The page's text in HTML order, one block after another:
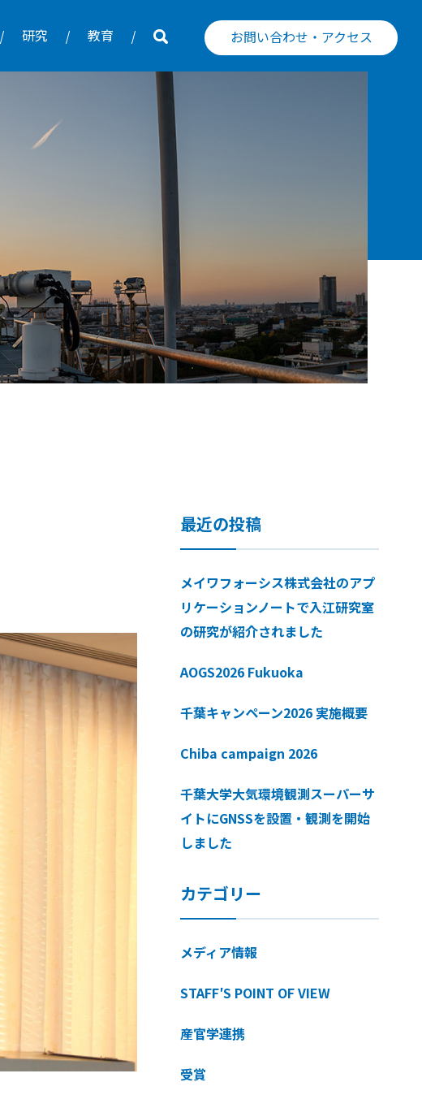
研究 教育 お問い合わせ・アクセス
最近の投稿
メイワフォーシス株式会社のアプ
リケーションノートで入江研究室
の研究が紹介されました
AOGS2026 Fukuoka
千葉キャンペーン2026 実施概要
Chiba campaign 2026
千葉大学大気環境観測スーパーサ
イトにGNSSを設置・観測を開始
しました
カテゴリー
メディア情報
STAFF′S POINT OF VIEW
産官学連携
受賞